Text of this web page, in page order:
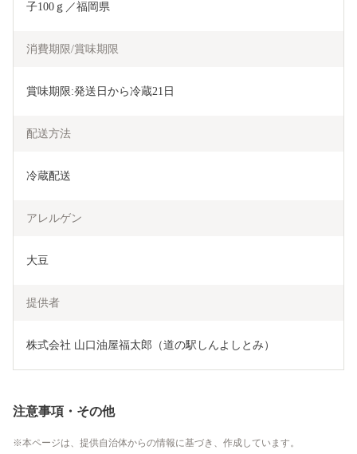
子100ｇ／福岡県
消費期限/賞味期限
賞味期限:発送日から冷蔵21日
配送方法
冷蔵配送
アレルゲン
大豆
提供者
注意事項・その他
本ページは、提供自治体からの情報に基づき、作成しています。